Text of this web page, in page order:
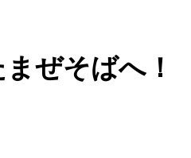
ぜそばへ！